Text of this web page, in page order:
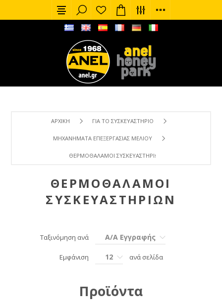
ΑΡΧΙΚΉ ΓΙΑ ΤΟ ΣΥΣΚΕΥΑΣΤΉΡΙΟ
ΜΗΧΑΝΉΜΑΤΑ ΕΠΕΞΕΡΓΑΣΊΑΣ ΜΕΛΙΟΎ
ΘΕΡΜΟΘΆΛΑΜΟΙ ΣΥΣΚΕΥΑΣΤΗΡΊΩΝ
ΘΕΡΜΟΘΆΛΑΜΟΙ
ΣΥΣΚΕΥΑΣΤΗΡΊΩΝ
Ταξινόμηση ανά Α/Α Εγγραφής
Εμφάνιση 12 ανά σελίδα
Προϊόντα